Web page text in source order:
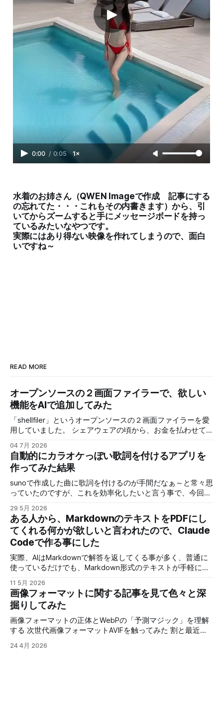
0:00 / 0:05 1×
水着のお姉さん（QWEN Imageで作成 記事にする
の忘れてた・・・これもその内書きます）から、引
いてからズームすると手にメッセージボードを持っ
ているみたいなやつです。
実際にはあり得ない映像を作れてしまうので、面白
いですね～
READ MORE
オープンソースの２画面ファイラーで、欲しい
機能をAIで追加してみた
「shellfiler」というオープンソースの２画面ファイラーを愛
用していました。 シェアウェアの頃から、お金を払わせて
ンソースになりました。 個人的に欲しい機能で、ネットワ
ーク上のNASや他のPCの共有フォルダに手軽にアクセスする
機能です。 具体的には「\PC名\共有フォルダ名」みたいなア
クセスなんですが、これに対応していません。 ネットワー
クドライブ（ネットワーク上のアクセス先をドライブとして
Windowsに）を使えばアクセスは出来るので、全く使えない
訳ではないのですが、共有フォイルだが多いとそれ全部にネ
ットワークドライブを割り当てる訳にもいかず、最近は使わ
なくなっていました。 他のツールも試しましたが、
「shellfiler」の使い勝手が結構良くて、個人的には変えたく
いない！ そこで、せっかくオープンソースなんだから、AIで
必要な部分を修正できれば、良さそう！ 「shellfiler」のGIT
のURLです。 使用するAIは今回Geminiさんで、新しくなった
04 7月 2026
自動的にカラオケっぽい歌詞を付けるアプリを
作ってみた結果
sunoで作成した曲に歌詞を付けるのが手間だなぁ～と常々思
っていたのですが、これを効率化したいと言う事で、今回は
てくれるアプリを作ってみました。 せっかく作ったので少
し解説と、どんな物が作れるのか、デモの動画と少し解説を
しますが、アプリそのものはライセンスの問題で非公開で
す。 実際にこのツールで作成した動画を３本ほど紹介 スペ
ルトナエル サイコロ勇者と魔王の城 アトミックピクニック
見てもらうと分かりますが、これが思ったより簡単に作れる
ようになったので、現在のように短期間で作れるようになり
ました。 歌詞入りで曲を公開する場合に、歌詞を入れる作
業に時間がかかる割に、イマイチなできになる事も多いの
で、クオリティーが安定したのも良かったです。 では、次
の動画で実際にツールを使って曲に歌詞を入れていきます。
使用しているＡＩのライセンス問題で、手軽に公開できない
のと、需要がそれ程無さそうなので、こんなアプリで動画作
成してますよって紹介になります。 音源さえ用意すれば、
29 5月 2026
ある人から、MarkdownのテキストをPDFにし
てくれる何かが欲しいと言われたので、Claude
Codeで作る事にした
実際、AIはMarkdownで解答を返してくる事が多く、普通に
使っているだけでも、Markdown形式のテキストが手軽に表
で手軽に使える物を作りました。 作成後WEB上にアップし
たのが以下のURLになります。
https://test.aisgm.me/test_prog/app/md2pdf/ VS Codeのプ
ラグイン入れれば、同じ事は出来ますし、他にも同じような
アプリを作っている人がいるので、それを使うのも手なんで
すが、最近は怪しいサイトも多いですし、広告が大量に出る
ものも多いです。 更に、プラグインがウィルスに汚染され
11 5月 2026
画像フォーマットに関する記事を見て色々と深
掘りしてみた
画像フォーマットの正体とWebPの「予測マジック」を理解
する 次世代画像フォーマットAVIFを触ってみた 割と最近の
るようになったフォーマットですが、従来は画像のサイズが
24 4月 2026